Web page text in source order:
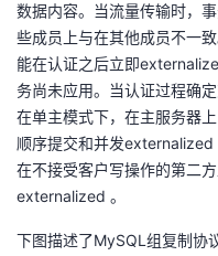
数据内容。当流量传输时，
些成员上与在其他成员不一
能在认证之后立即
务尚未应用。当认证过程确
在单主模式下，在主服务器
顺序提交和并发externalized
在不接受客户写操作的第二
externalized 。
下图描述了MySQL组复制协